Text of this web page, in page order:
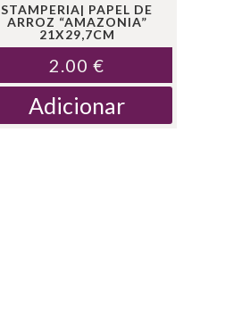
STAMPERIA| PAPEL DE
ARROZ “AMAZONIA”
21X29,7CM
2.00€
Adicionar